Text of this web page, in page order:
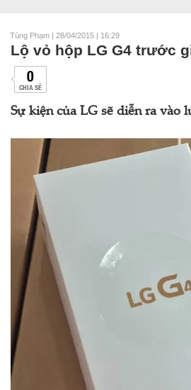
Tùng Phạm | 28/04/2015 | 16:29
Lộ vỏ hộp LG G4 trước
0
CHIA SẺ
Sự kiện của LG sẽ diễn ra vào